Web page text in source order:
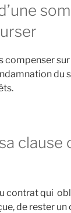
compenser
du
contrat qui
de rester